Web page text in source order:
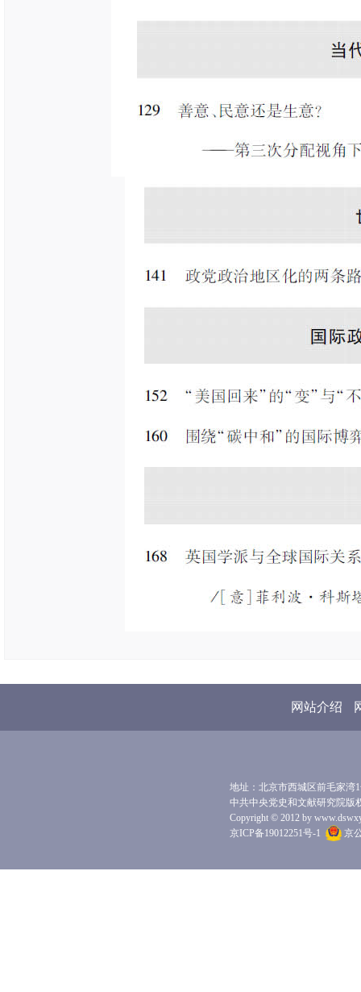
网站介绍
地址：北京市西城区前毛家湾
中共中央党史和文献研究院版
Copyright © 2012 by
京ICP备19012251号-1
京